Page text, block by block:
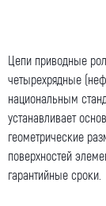
Цепи приводные
четырехрядные
национальным
устанавливает
геометрические
поверхностей
гарантийные сроки.